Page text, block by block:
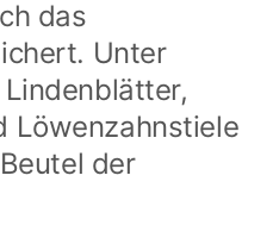
das
Unter
Löwenzahnstiele
der